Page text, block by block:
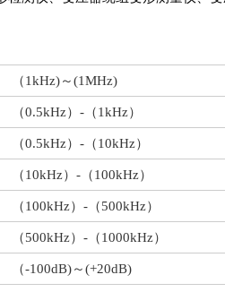
（1kHz)～(1MHz)
（0.5kHz） -（1kHz）
（0.5kHz） -（10kHz）
（10kHz） -（100kHz）
（100kHz） -（500kHz）
（500kHz） -（1000kHz）
（-100dB)～(+20dB)